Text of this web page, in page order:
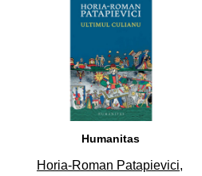
50
Humanitas
Horia-Roman Patapievici,